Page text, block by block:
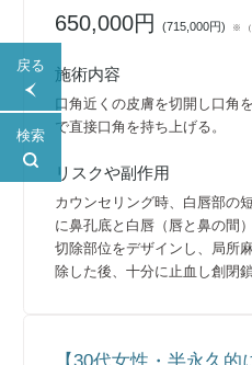
戻る
検索
650,000円(715,000円) ※ （
施術内容
口角近くの皮膚を切開し口角
で直接口角を持ち上げる。
リスクや副作用
カウンセリング時、白唇部の
に鼻孔底と白唇（唇と鼻の間
切除部位をデザインし、局所
除した後、十分に止血し創閉鎖
【30代女性・半永久